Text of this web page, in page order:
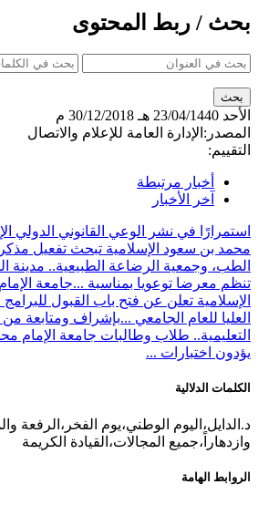
بحث / ربط المحتوى
الأحد 23/04/1440 هـ
30/12/2018 م
المصدر: الإدارة العامة للإعلام والاتصال
التقييم:
أخبار مرتبطة
آخر الأخبار
استمرارًا في نشر الوعي القانوني الدولي
محمد بن سعود الإسلامية تبحث تفعيل
الطب، وجمعية الرضاعة الطبيعية.. مدينة
تنظم معرضا توعويا بمناسبة ...جامعة
الإسلامية تعلن عن فتح باب القبول
العليا للعام الجامعي ...بإشراف ومتابعة
التعليمية.. طلاب وطالبات جامعة الإمام
يؤدون اختبارات ...
الكلمات الدلالية
د.الدايل،اليوم الوطني،يوم الفخر،الرفعة
وازدهاراً،جميع المجالات،القيادة الكريمة
الروابط الهامة